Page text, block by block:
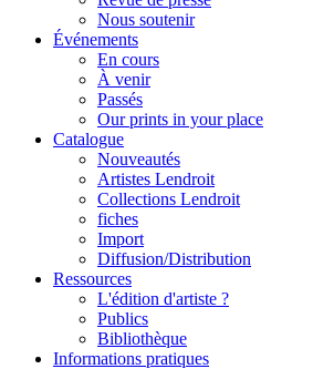
Nous soutenir
Événements
En cours
À venir
Passés
Our prints in your place
Catalogue
Nouveautés
Artistes Lendroit
Collections Lendroit
fiches
Import
Diffusion/Distribution
Ressources
L'édition d'artiste ?
Publics
Bibliothèque
Informations pratiques